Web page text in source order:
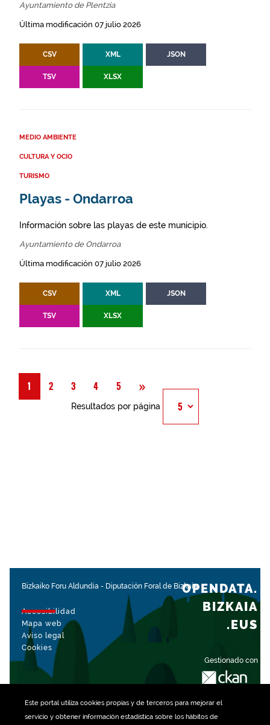
Este portal utiliza cookiespropias y de terceros para mejorar el
servicio y obtener información estadística sobre los hábitos de
Ayuntamiento de Plentzia
Última modificación 07 julio 2026
CSV XML JSON
TSV XLSX
MEDIO AMBIENTE
CULTURA Y OCIO
TURISMO
Playas - Ondarroa
Información sobre las playas de este municipio.
Ayuntamiento de Ondarroa
Última modificación 07 julio 2026
CSV XML JSON
TSV XLSX
1 2 3 4 5 » Siguiente
Resultados por página
Bizkaiko Foru Aldundia - Diputación Foral de Bizkaia
Accesibilidad
Mapa web
Aviso legal
Cookies
Gestionado con
OPENDATA.
BIZKAIA
.EUS